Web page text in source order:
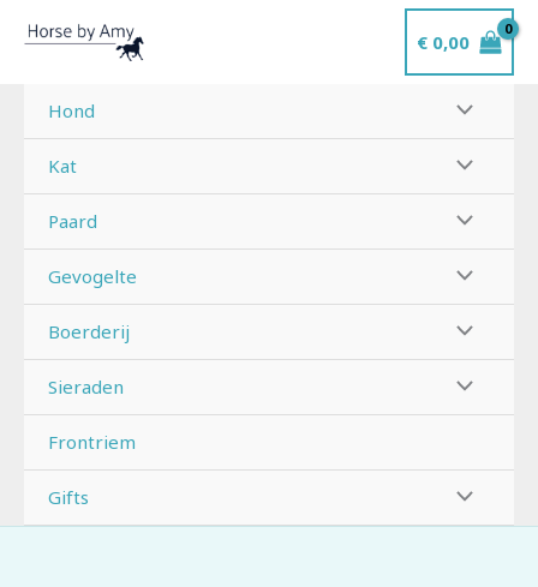
naar
inhoud
€0,00
Hond
Kat
Paard
Gevogelte
Boerderij
Sieraden
Frontriem
Gifts